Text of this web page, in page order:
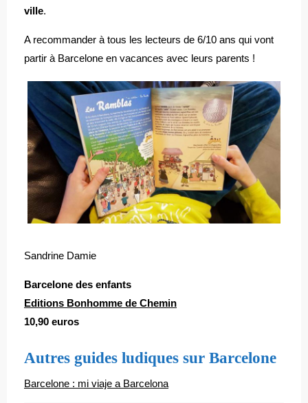
ville.
A recommander à tous les lecteurs de 6/10 ans qui vont
partir à Barcelone en vacances avec leurs parents !
Sandrine Damie
Barcelone des enfants
Editions Bonhomme de Chemin
10,90 euros
Autres guides ludiques sur Barcelone
Barcelone : mi viaje a Barcelona